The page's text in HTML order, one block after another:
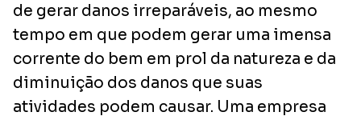
de gerar danos irreparáveis, ao mesmo
tempo em que podem gerar uma imensa
corrente do bem em prol da natureza e da
diminuição dos danos que suas
atividades podem causar. Uma empresa